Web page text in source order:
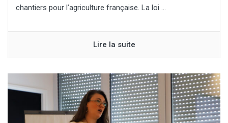
chantiers pour l’agriculture française. La loi ...
Lire la suite